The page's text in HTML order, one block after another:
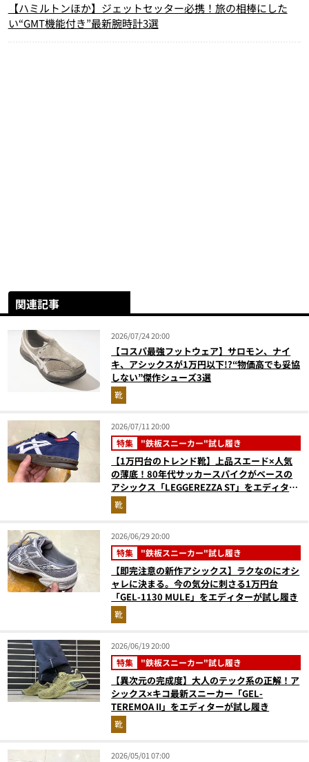
【ハミルトンほか】ジェットセッター必携！旅の相棒にした
い“GMT機能付き”最新腕時計3選
関連記事
2026/07/24 20:00
【コスパ最強フットウェア】サロモン、ナイ
キ、アシックスが1万円以下!?“物価高でも妥協
しない”傑作シューズ3選
靴
2026/07/11 20:00
特集 "鉄板スニーカー"試し履き
【1万円台のトレンド靴】上品スエード×人気
の薄底！80年代サッカースパイクがベースの
アシックス「LEGGEREZZA ST」をエディター
が試し履き
靴
2026/06/29 20:00
特集 "鉄板スニーカー"試し履き
【即完注意の新作アシックス】ラクなのにオシ
ャレに決まる。今の気分に刺さる1万円台
「GEL-1130 MULE」をエディターが試し履き
靴
2026/06/19 20:00
特集 "鉄板スニーカー"試し履き
【異次元の完成度】大人のテック系の正解！ア
シックス×キコ最新スニーカー「GEL-
TEREMOA II」をエディターが試し履き
靴
2026/05/01 07:00